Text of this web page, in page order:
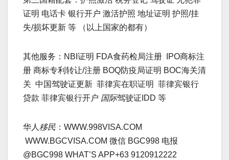
证明 电话卡 银行开户 激活护照 地址证明 护照/挂
失/损坏更新 等 （以上国家的都有）
其他服务：NBI证明 FDA食药检局注册 IPO商标注
册 商标专利转让/注册 BOQ防疫局证明 BOC海关清
关 中国驾驶证更新 菲律宾在职证明 菲律宾银行
贷款 菲律宾银行开户 国际驾驶证IDD 等
华人 移民 ：WWW.998VISA.COM
WWW.BGCVISA.COM 微信 BGC998 电报
@BGC998 WHAT’S APP+63 9120912222